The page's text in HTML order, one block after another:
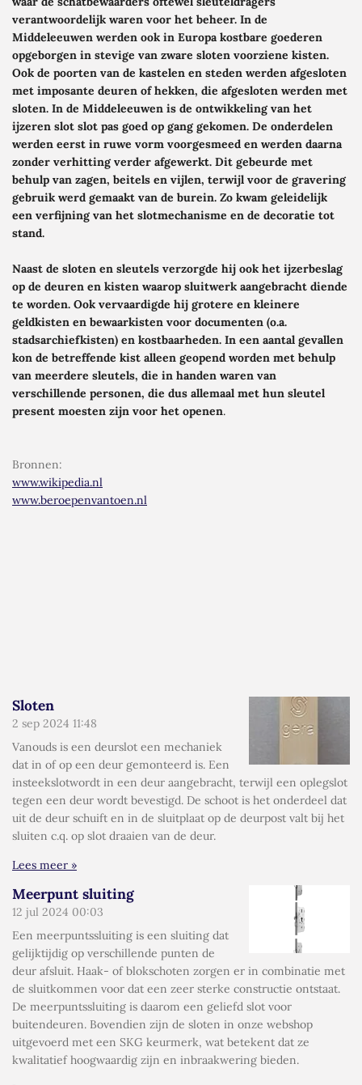
verantwoordelijk waren voor het beheer. In de
Middeleeuwen werden ook in Europa kostbare goederen
opgeborgen in stevige van zware sloten voorziene kisten.
Ook de poorten van de kastelen en steden werden afgesloten
met imposante deuren of hekken, die afgesloten werden met
sloten. In de Middeleeuwen is de ontwikkeling van het
ijzeren slot slot pas goed op gang gekomen. De onderdelen
werden eerst in ruwe vorm voorgesmeed en werden daarna
zonder verhitting verder afgewerkt. Dit gebeurde met
behulp van zagen, beitels en vijlen, terwijl voor de gravering
gebruik werd gemaakt van de burein. Zo kwam geleidelijk
een verfijning van het slotmechanisme en de decoratie tot
stand.
Naast de sloten en sleutels verzorgde hij ook het ijzerbeslag
op de deuren en kisten waarop sluitwerk aangebracht diende
te worden. Ook vervaardigde hij grotere en kleinere
geldkisten en bewaarkisten voor documenten (o.a.
stadsarchiefkisten) en kostbaarheden. In een aantal gevallen
kon de betreffende kist alleen geopend worden met behulp
van meerdere sleutels, die in handen waren van
verschillende personen, die dus allemaal met hun sleutel
present moesten zijn voor het openen.
Bronnen:
www.wikipedia.nl
www.beroepenvantoen.nl
Sloten
2 sep 2024 11:48
Vanouds is een deurslot een mechaniek
dat in of op een deur gemonteerd is. Een
insteekslotwordt in een deur aangebracht, terwijl een oplegslot
tegen een deur wordt bevestigd. De schoot is het onderdeel dat
uit de deur schuift en in de sluitplaat op de deurpost valt bij het
sluiten c.q. op slot draaien van de deur.
Lees meer »
Meerpunt sluiting
12 jul 2024 00:03
Een meerpuntssluiting is een sluiting dat
gelijktijdig op verschillende punten de
deur afsluit. Haak- of blokschoten zorgen er in combinatie met
de sluitkommen voor dat een zeer sterke constructie ontstaat.
De meerpuntssluiting is daarom een geliefd slot voor
buitendeuren. Bovendien zijn de sloten in onze webshop
uitgevoerd met een SKG keurmerk, wat betekent dat ze
kwalitatief hoogwaardig zijn en inbraakwering bieden.